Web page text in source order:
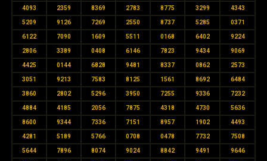
4093 2359 8369 2783 8775 3299 4343
5209 9126 7269 2550 8737 5285 0371
6122 7090 1609 5511 0168 6402 9224
2806 3389 0408 6146 7823 9434 9069
4425 0144 6828 9481 8337 0862 2573
3051 9213 7583 8125 1561 8692 6484
3860 2802 5296 3950 7255 9336 7232
4884 4185 2056 7875 4318 4730 5636
8600 9344 7336 7151 8957 1902 4493
4281 5189 5766 0708 0478 7732 7508
5644 7896 8074 9024 8842 9491 9646